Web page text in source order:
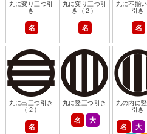
丸に変り三つ引
き
名
丸に変り三つ引
き（２）
名
丸に不揃
引き
名
丸に出三つ引き
（２）
名
丸に竪三つ引き
名 大
丸の内に
引き
名 大